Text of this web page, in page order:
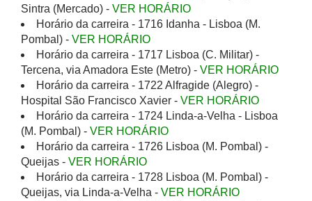
Sintra (Mercado) - VER HORÁRIO
Horário da carreira - 1716 Idanha - Lisboa (M.
Pombal) - VER HORÁRIO
Horário da carreira - 1717 Lisboa (C. Militar) -
Tercena, via Amadora Este (Metro) - VER HORÁRIO
Horário da carreira - 1722 Alfragide (Alegro) -
Hospital São Francisco Xavier - VER HORÁRIO
Horário da carreira - 1724 Linda-a-Velha - Lisboa
(M. Pombal) - VER HORÁRIO
Horário da carreira - 1726 Lisboa (M. Pombal) -
Queijas - VER HORÁRIO
Horário da carreira - 1728 Lisboa (M. Pombal) -
Queijas, via Linda-a-Velha - VER HORÁRIO